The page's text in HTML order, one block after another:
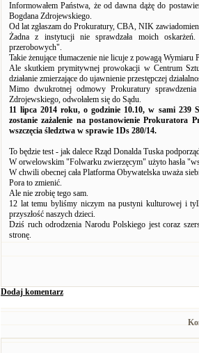
Informowałem Państwa, że od dawna dążę do
Bogdana Zdrojewskiego.
Od lat zgłaszam do Prokuratury, CBA, NIK
Żadna z instytucji nie sprawdzała moich
przerobowych".
Takie żenujące tłumaczenie nie licuje z powagą Wymiaru
Ale skutkiem prymitywnej prowokacji w Centrum
działanie zmierzające do ujawnienie przestępczej
Mimo dwukrotnej odmowy Prokuratury
Zdrojewskiego, odwołałem się do Sądu.
11 lipca 2014 roku, o godzinie 10.10, w sami 239
zostanie zażalenie na postanowienie Prokuratora
wszczęcia śledztwa w sprawie 1Ds 280/14.
To będzie test - jak dalece Rząd Donalda Tuska
W orwelowskim "Folwarku zwierzęcym" użyto hasła
W chwili obecnej cała Platforma Obywatelska uważa
Pora to zmienić.
Ale nie zrobię tego sam.
12 lat temu byliśmy niczym na pustyni kulturowej i
przyszłość naszych dzieci.
Dziś ruch odrodzenia Narodu Polskiego jest coraz
stronę.
Dodaj komentarz